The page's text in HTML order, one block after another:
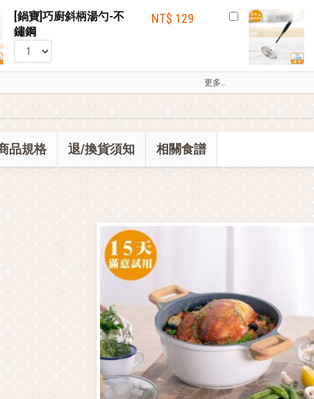
[鍋寶]巧廚斜柄湯勺-不
鏽鋼
NT$ 129
更多…
品規格 退/換貨須知 相關食譜